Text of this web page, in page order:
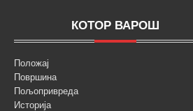
КОТОР ВАРОШ
Положај
Површина
Пољопривреда
Историја